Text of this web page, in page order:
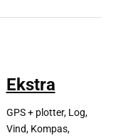
Ekstra
GPS + plotter, Log,
Vind, Kompas,